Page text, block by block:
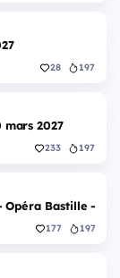
28 197
2027
233 197
Bastille - 2
177 197